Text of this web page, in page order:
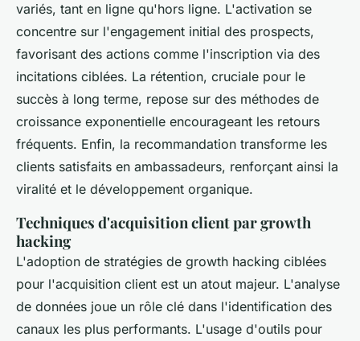
variés, tant en ligne qu'hors ligne. L'activation se
concentre sur l'engagement initial des prospects,
favorisant des actions comme l'inscription via des
incitations ciblées. La rétention, cruciale pour le
succès à long terme, repose sur des méthodes de
croissance exponentielle encourageant les retours
fréquents. Enfin, la recommandation transforme les
clients satisfaits en ambassadeurs, renforçant ainsi la
viralité et le développement organique.
Techniques d'acquisition client par growth
hacking
L'adoption de stratégies de growth hacking ciblées
pour l'acquisition client est un atout majeur. L'analyse
de données joue un rôle clé dans l'identification des
canaux les plus performants. L'usage d'outils pour